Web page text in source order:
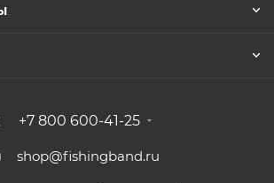
+7 800 600-41-25
shop@fishingband.ru